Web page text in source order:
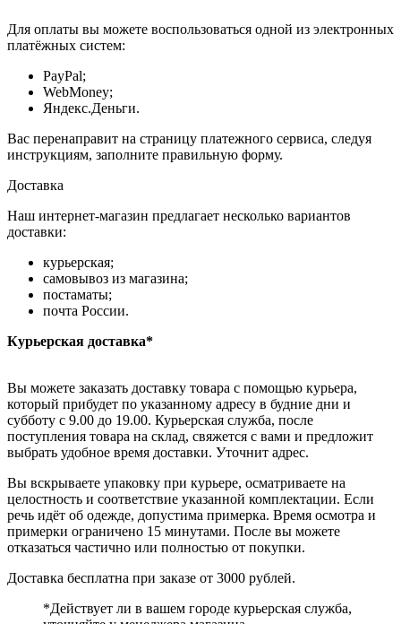
Для оплаты вы можете воспользоваться одной из электронных
платёжных систем:
PayPal;
WebMoney;
Яндекс.Деньги.
Вас перенаправит на страницу платежного сервиса, следуя
инструкциям, заполните правильную форму.
Доставка
Наш интернет-магазин предлагает несколько вариантов
доставки:
курьерская;
самовывоз из магазина;
постаматы;
почта России.
Курьерская доставка*
Вы можете заказать доставку товара с помощью курьера,
который прибудет по указанному адресу в будние дни и
субботу с 9.00 до 19.00. Курьерская служба, после
поступления товара на склад, свяжется с вами и предложит
выбрать удобное время доставки. Уточнит адрес.
Вы вскрываете упаковку при курьере, осматриваете на
целостность и соответствие указанной комплектации. Если
речь идёт об одежде, допустима примерка. Время осмотра и
примерки ограничено 15 минутами. После вы можете
отказаться частично или полностью от покупки.
Доставка бесплатна при заказе от 3000 рублей.
*Действует ли в вашем городе курьерская служба,